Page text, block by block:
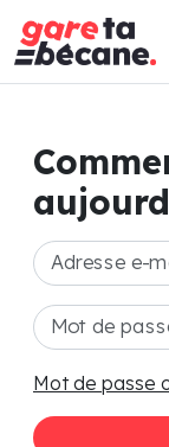
Adresse e-
Mot de
Mot de passe